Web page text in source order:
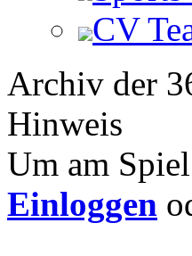
CV
Archiv der
Hinweis
Um am
Einloggen